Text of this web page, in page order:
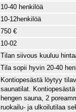
10-40 henkilöä
10-12henkilöä
750 €
10-02
Tilan siivous kuuluu
Tila sopii hyvin 20-40
Kontiopesästä löytyy
saunatilat.
hengen sauna, 2
ruokailu- ja ulkoilutilaa